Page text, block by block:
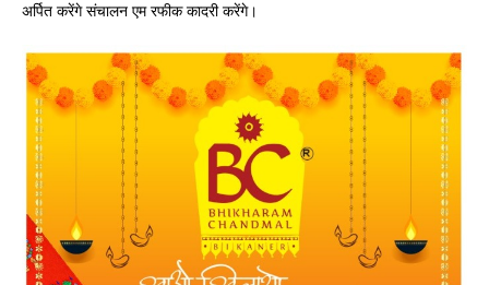
अर्पित करेंगे संचालन एम रफीक कादरी करेंगे।